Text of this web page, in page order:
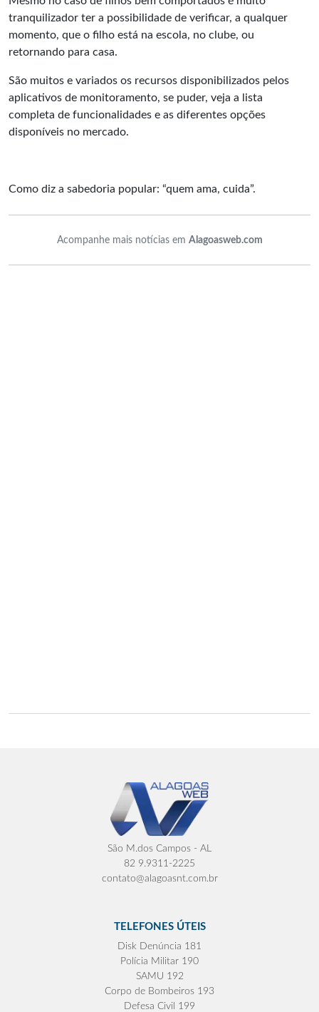
tranquilizador ter a possibilidade de verificar, a qualquer
momento, que o filho está na escola, no clube, ou
retornando para casa.
São muitos e variados os recursos disponibilizados pelos
aplicativos de monitoramento, se puder, veja a lista
completa de funcionalidades e as diferentes opções
disponíveis no mercado.
Como diz a sabedoria popular: “quem ama, cuida”.
Acompanhe mais notícias em Alagoasweb.com
São M.dos Campos - AL
82 9.9311-2225
contato@alagoasnt.com.br
TELEFONES ÚTEIS
Disk Denúncia 181
Polícia Militar 190
SAMU 192
Corpo de Bombeiros 193
Defesa Civil 199